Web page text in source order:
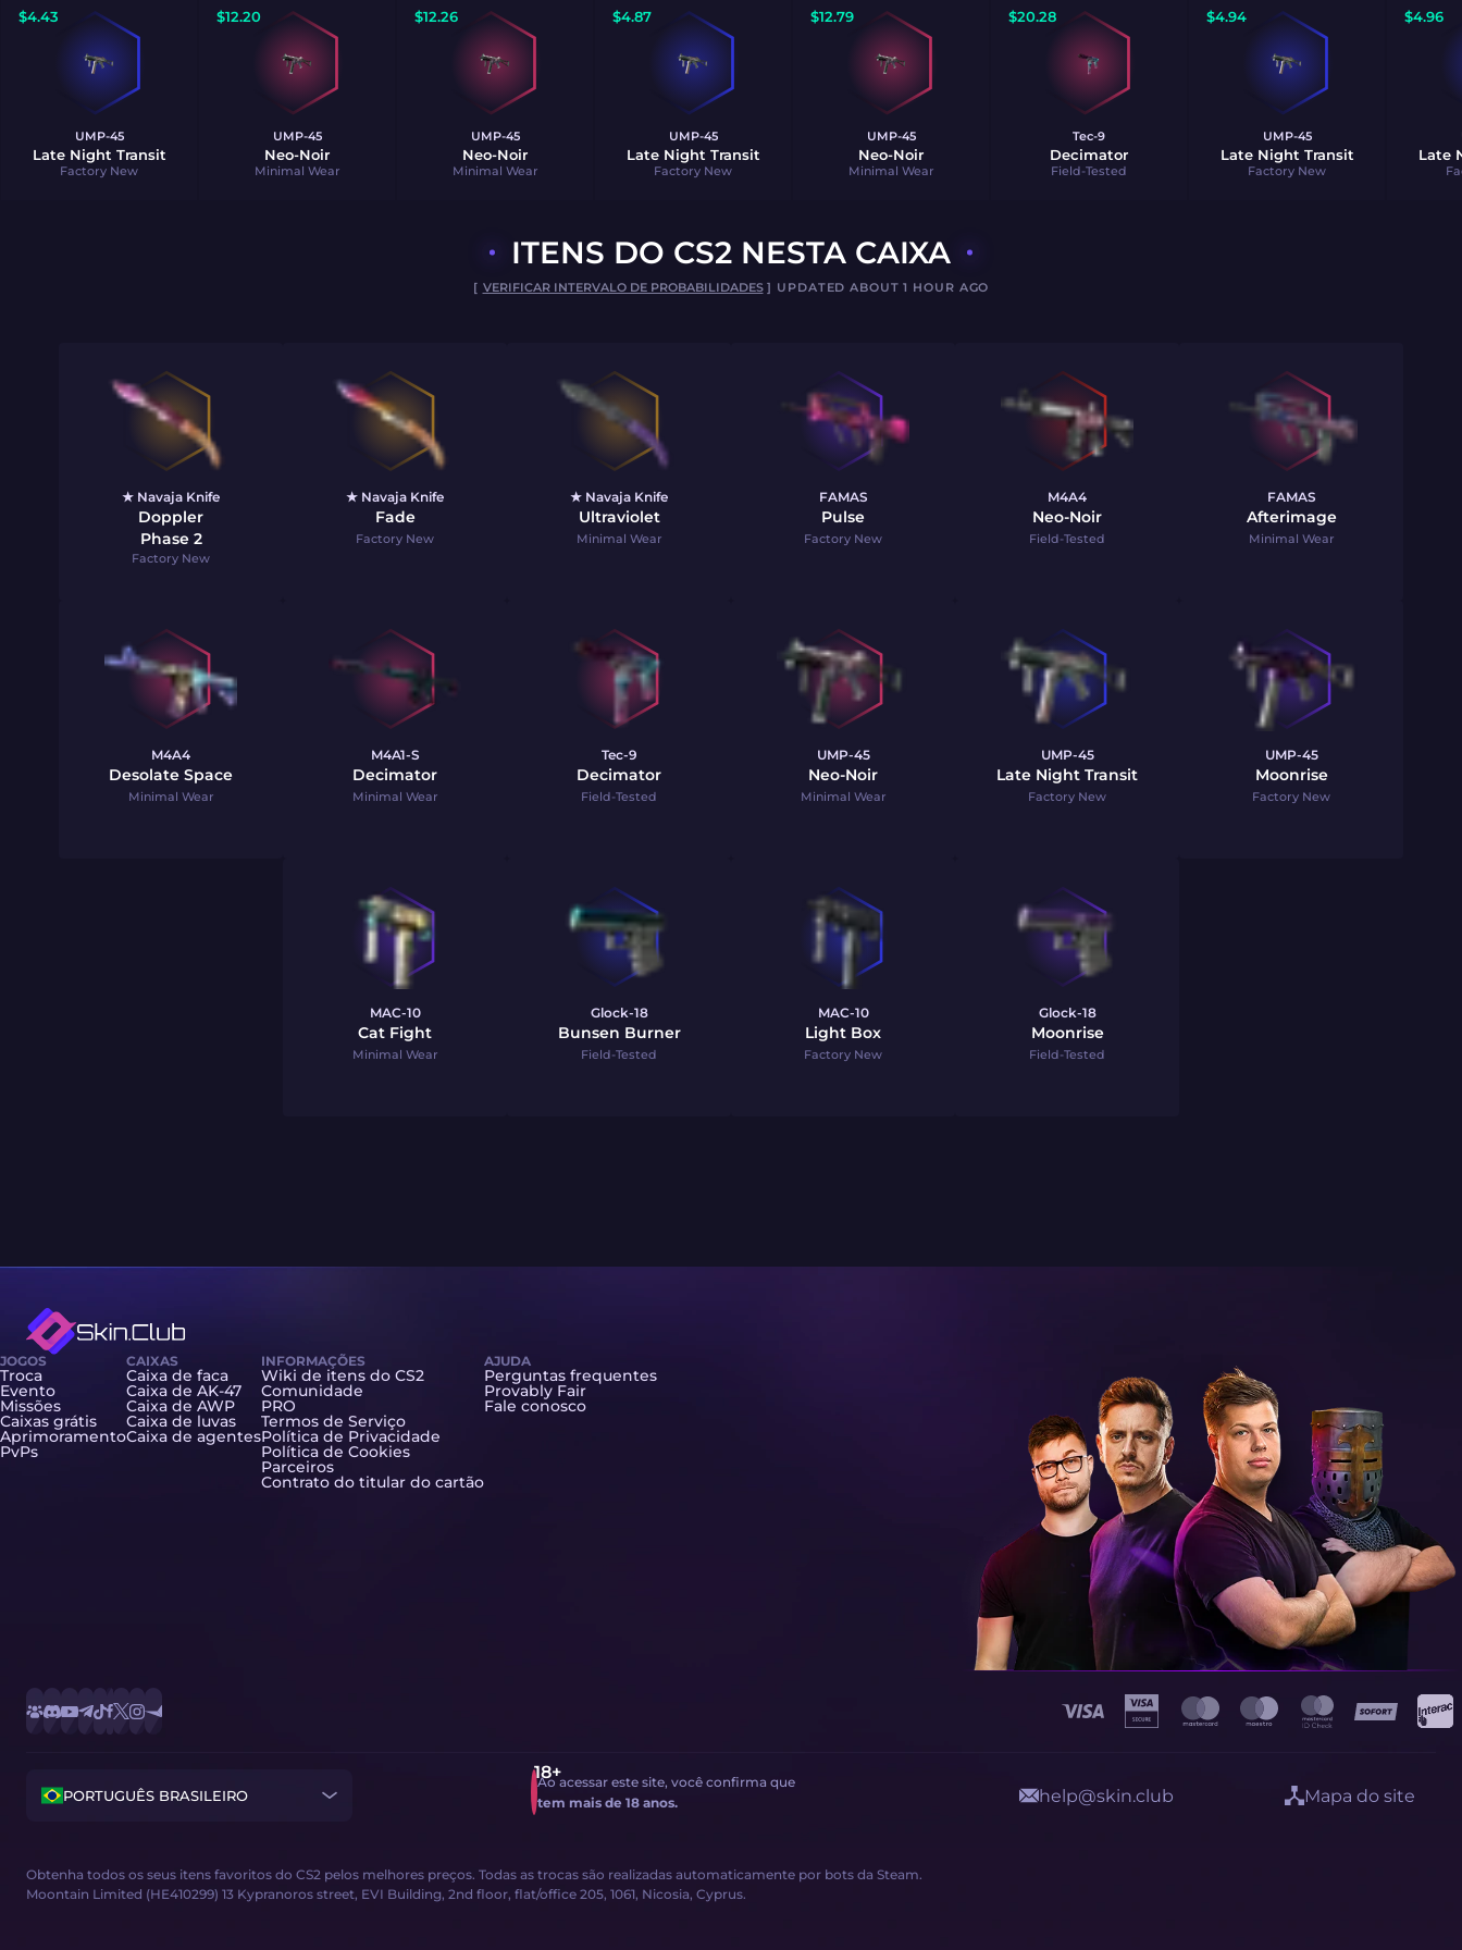
$4.43
UMP-45
Late Night Transit
Factory New
$12.20
UMP-45
Neo-Noir
Minimal Wear
$12.26
UMP-45
Neo-Noir
Minimal Wear
$4.87
UMP-45
Late Night Transit
Factory New
$12.79
UMP-45
Neo-Noir
Minimal Wear
$20.28
Tec-9
Decimator
Field-Tested
$4.94
UMP-45
Late Night Transit
Factory New
$4.96
Late
ITENS DO CS2 NESTA CAIXA
[ VERIFICAR INTERVALO DE PROBABILIDADES] UPDATED ABOUT 1 HOUR AGO
★ Navaja Knife
Doppler
Phase 2
Factory New
★ Navaja Knife
Fade
Factory New
★ Navaja Knife
Ultraviolet
Minimal Wear
FAMAS
Pulse
Factory New
M4A4
Neo-Noir
Field-Tested
FAMAS
Afterimage
Minimal Wear
M4A4
Desolate Space
Minimal Wear
M4A1-S
Decimator
Minimal Wear
Tec-9
Decimator
Field-Tested
UMP-45
Neo-Noir
Minimal Wear
UMP-45
Late Night Transit
Factory New
UMP-45
Moonrise
Factory New
MAC-10
Cat Fight
Minimal Wear
Glock-18
Bunsen Burner
Field-Tested
MAC-10
Light Box
Factory New
Glock-18
Moonrise
Field-Tested
Obtenha todos os seus itens favoritos do CS2 pelos melhores preços. Todas as trocas são realizadas automaticamente por bots da Steam.
Moontain Limited (HE410299) 13 Kypranoros street, EVI Building, 2nd floor, flat/office 205, 1061, Nicosia, Cyprus.
PORTUGUÊS BRASILEIRO
JOGOS
Troca
Evento
Missões
Caixas grátis
Aprimoramento
PvPs
CAIXAS
Caixa de faca
Caixa de AK-47
Caixa de AWP
Caixa de luvas
Caixa de agentes
INFORMAÇÕES
Wiki de itens do CS2
Comunidade
PRO
Termos de Serviço
Política de Privacidade
Política de Cookies
Parceiros
Contrato do titular do cartão
AJUDA
Perguntas frequentes
Provably Fair
Fale conosco
Ao acessar este site, você confirma que
tem mais de 18 anos.
help@skin.club Mapa do site